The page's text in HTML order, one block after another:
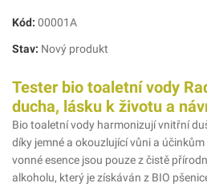
Kód: 00001A
Stav: Nový produkt
Tester bio toaletní vody
ducha, lásku k životu a
Bio toaletní vody harmonizují vnitřní
díky jemné a okouzlující vůni a
vonné esence jsou pouze z čistě
alkoholu, který je získáván z BIO